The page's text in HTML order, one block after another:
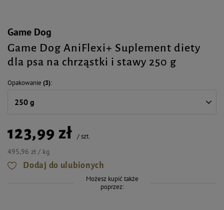
Game Dog
Game Dog AniFlexi+ Suplement diety
dla psa na chrząstki i stawy 250 g
Opakowanie (3)
250 g
123,99 zł /szt.
495,96 zł / kg
Dodaj do ulubionych
Możesz kupić także
poprzez: